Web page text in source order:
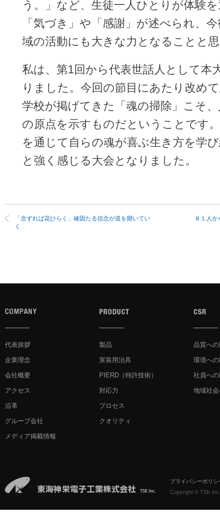
う。」など、生徒一人ひとりが体験
「気づき」や「感謝」が述べられ、
域の活動にも大きな力となることと
私は、第1回から代表世話人として本
りました。今回の節目にあたり改め
学校が掲げてきた「魂の掃除」こそ
の原点を示すものだということです
を通じて自らの魂が喜ぶ生き方を学
と強く感じる大会となりました。
「念ずれば花ひらく」確固たる信念が道を開いてい
く
８１人
代表挨拶
企業理念
会社概要
アクセス
沿革
グループ会社
メディア掲載情報
製品
実装用治具
PIERD （特許技術）
対応力
プロセス
クオリティ
品質へ
環境へ
社員へ
地域社
プライバシーポリシ
Copyright © TSK